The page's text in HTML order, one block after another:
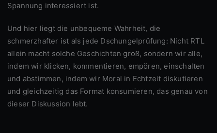
Spannung interessiert ist.
Und hier liegt die unbequeme Wahrheit, die
schmerzhafter ist als jede Dschungelprüfung: Nicht RTL
allein macht solche Geschichten groß, sondern wir alle,
indem wir klicken, kommentieren, empören, einschalten
und abstimmen, indem wir Moral in Echtzeit diskutieren
und gleichzeitig das Format konsumieren, das genau von
dieser Diskussion lebt.